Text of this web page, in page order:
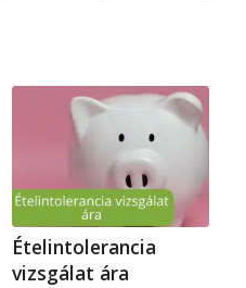
Ételintolerancia
vizsgálat ára